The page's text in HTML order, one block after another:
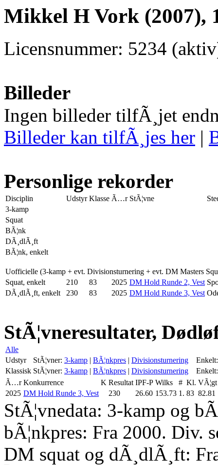
Mikkel H Vork (2007),
Licensnummer: 5234
Billeder
Ingen billeder tilfÃ¸jet
Billeder kan tilfÃ¸jes her |
Personlige rekorder
Disciplin Udstyr Klasse Ã…r StÃ¦vne
3-kamp
Squat
BÃ¦nk
DÃ¸dlÃ¸ft
BÃ¦nk, enkelt
Uofficielle (3-kamp + evt. Divisionsturnering + evt. DM Masters
Squat, enkelt
210 83 2025 DM Hold Runde 2, Vest
DÃ¸dlÃ¸ft, enkelt
230 83 2025 DM Hold Runde 3, Vest
StÃ¦vneresultater,
Alle
Udstyr
StÃ¦vner: 3-kamp | BÃ¦nkpres | Divisionsturnering
Enkelt:
Klassisk StÃ¦vner: 3-kamp | BÃ¦nkpres | Divisionsturnering
Enkelt:
Ã…r Konkurrence K Resultat IPF-P Wilks # Kl. VÃ¦gt
2025 DM Hold Runde 3, Vest 230 26.60 153.73 1. 83 82.81
StÃ¦vnedata: 3-kamp og
bÃ¦nkpres: Fra 2000. Div.
DM squat og dÃ¸dlÃ¸ft: